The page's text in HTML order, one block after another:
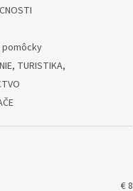
pomôcky
TURISTIKA,
€8